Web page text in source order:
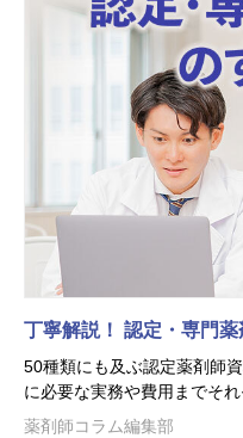
丁寧解説！ 認定・専門
50種類にも及ぶ認定薬剤師
に必要な実務や費用までそ
薬剤師コラム編集部